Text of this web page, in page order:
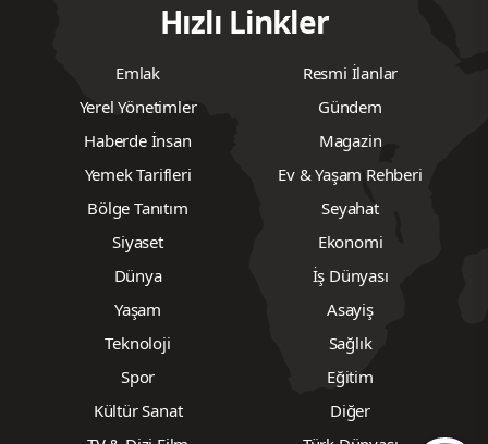
Hızlı Linkler
Emlak
Resmi İlanlar
Yerel Yönetimler
Gündem
Haberde İnsan
Magazin
Yemek Tarifleri
Ev & Yaşam Rehberi
Bölge Tanıtım
Seyahat
Siyaset
Ekonomi
Dünya
İş Dünyası
Yaşam
Asayiş
Teknoloji
Sağlık
Spor
Eğitim
Kültür Sanat
Diğer